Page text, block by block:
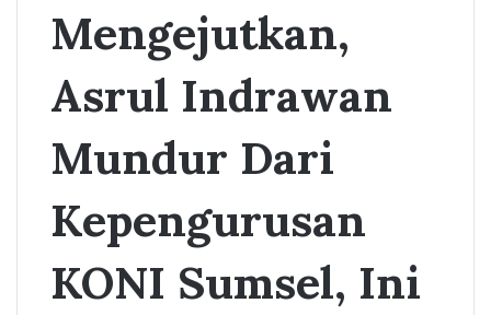
Mengejutkan,
Asrul Indrawan
Mundur Dari
Kepengurusan
KONI Sumsel, Ini